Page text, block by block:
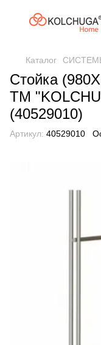
Каталог
Стойка
ТМ
(40529010)
Артикул: 40529010